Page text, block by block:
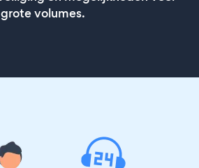
grote volumes.